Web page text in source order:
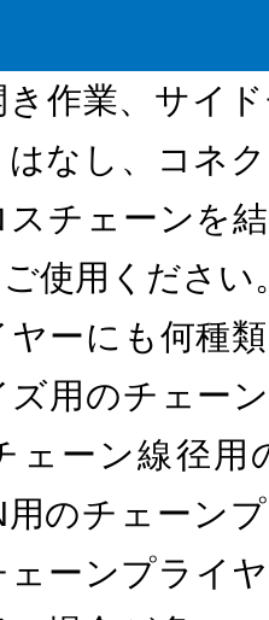
き作業、サイ
なし、コネ
チェーンを
使用ください
ーにも何種
用のチェー
ェーン線径用
用のチェーン
ーンプライ